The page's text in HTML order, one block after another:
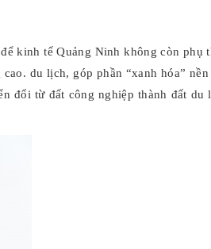
kinh tế Quảng Ninh không còn phụ
du lịch, góp phần “xanh hóa”
đổi từ đất công nghiệp thành đất du